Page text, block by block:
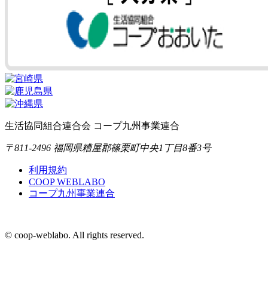
生活協同組合連合会 コープ九州事業連合
〒811-2496 福岡県糟屋郡篠栗町中央1丁目8番3号
利用規約
COOP WEBLABO
コープ九州事業連合
© coop-weblabo. All rights reserved.